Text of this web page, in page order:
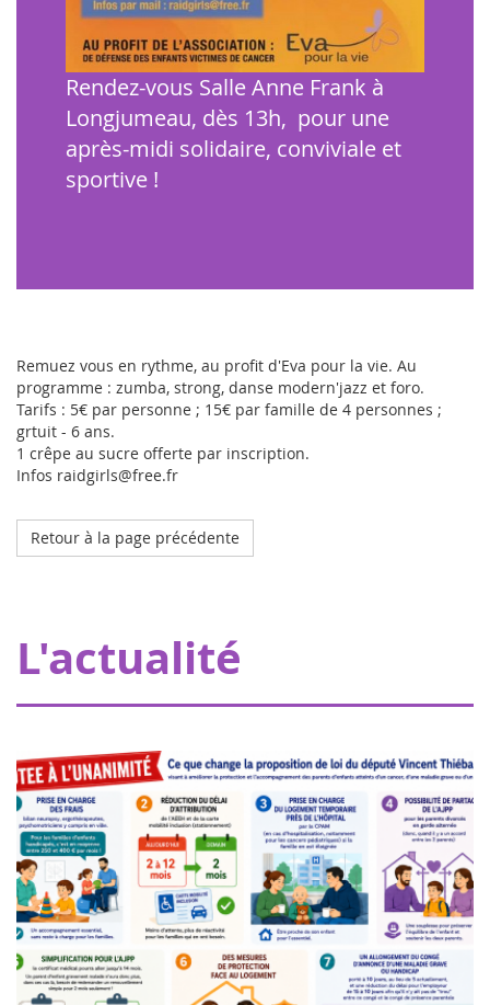
Rendez-vous Salle Anne Frank à
Longjumeau, dès 13h, pour une
après-midi solidaire, conviviale et
sportive !
Remuez vous en rythme, au profit d'Eva pour la vie. Au
programme : zumba, strong, danse modern'jazz et foro.
Tarifs : 5€ par personne ; 15€ par famille de 4 personnes ;
grtuit - 6 ans.
1 crêpe au sucre offerte par inscription.
Infos raidgirls@free.fr
Retour à la page précédente
L'actualité
subvention de 20000€ permettant à Pharmavie de mettre
en place un espace dédié aux petits patients atteints